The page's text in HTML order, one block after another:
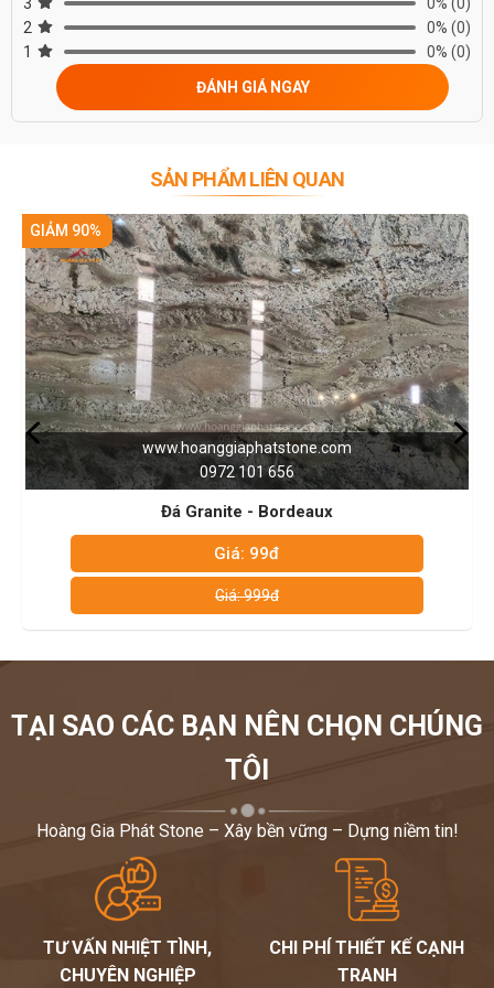
2
0% (0)
1
0% (0)
ĐÁNH GIÁ NGAY
SẢN PHẨM LIÊN QUAN
0972 101 656
GIẢM 90%
Đá Granite - Samuka
TẠI SAO CÁC BẠN NÊN CHỌN CHÚNG
TÔI
Hoàng Gia Phát Stone – Xây bền vững – Dựng niềm tin!
TƯ VẤN NHIỆT TÌNH,
CHUYÊN NGHIỆP
CHI PHÍ THIẾT KẾ CẠNH
TRANH